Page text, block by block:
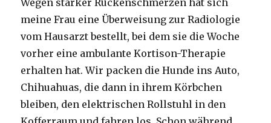
Wegen starker Rückenschmerzen hat sich
meine Frau eine Überweisung zur Radiologie
vom Hausarzt bestellt, bei dem sie die Woche
vorher eine ambulante Kortison-Therapie
erhalten hat. Wir packen die Hunde ins Auto,
Chihuahuas, die dann in ihrem Körbchen
bleiben, den elektrischen Rollstuhl in den